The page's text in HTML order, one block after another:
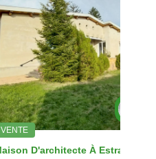
VENTE